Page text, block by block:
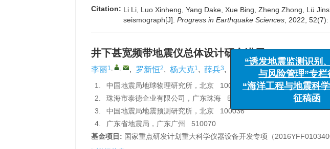
Citation: Li Li, Luo Xinheng, Yang Dake, Xue Bing, Zheng Zhong, Lü
seismograph[J]. Progress in Earthquake Sciences , 2022,
井下甚宽频带地震仪总体设计研究进展
李丽1, , , 罗新恒2, 杨大克1, 薛兵3, 1 吕金水4
1.
中国地震局地球物理研究所，北京 100081
2.
珠海市泰德企业有限公司，广东珠海 519082
3.
中国地震局地震预测研究所，北京 100036
4.
广东省地震局，广东广州 510070
基金项目: 国家重点研发计划重大科学仪器设备开发专项（
“诱发地震监
与风险管